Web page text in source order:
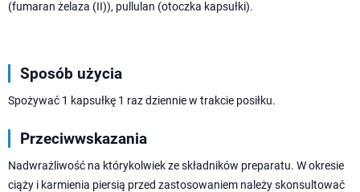
(fumaran żelaza (II)), pullulan (otoczka kapsułki).
Sposób użycia
Spożywać 1 kapsułkę 1 raz dziennie w trakcie posiłku.
Przeciwwskazania
Nadwrażliwość na którykolwiek ze składników preparatu. W okresie
ciąży i karmienia piersią przed zastosowaniem należy skonsultować